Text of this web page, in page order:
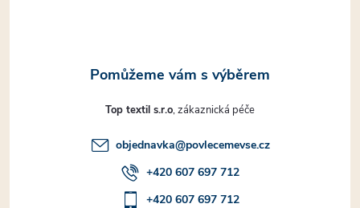
Top textil s.r.o
objednavka@povlecemevse.cz
+420 607 697 712
+420 607 697 712